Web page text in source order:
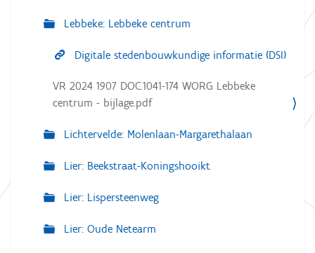
Lebbeke: Lebbeke centrum
Digitale stedenbouwkundige informatie (DSI)
VR 2024 1907 DOC.1041-174 WORG Lebbeke
centrum - bijlage.pdf
Lichtervelde: Molenlaan-Margarethalaan
Lier: Beekstraat-Koningshooikt
Lier: Lispersteenweg
Lier: Oude Netearm